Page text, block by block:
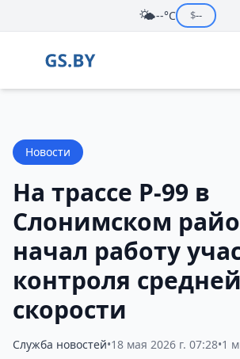
🌤️--°C $--
Новости
На трассе Р-99 в
Слонимском
начал работу
контроля средней
скорости
Служба новостей•18 мая 2026 г. 07:28•1